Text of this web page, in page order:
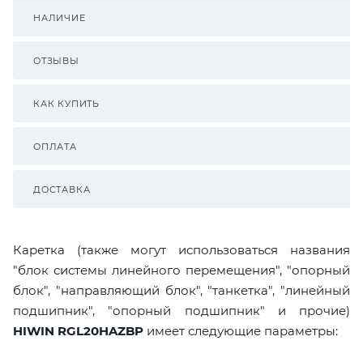
НАЛИЧИЕ
ОТЗЫВЫ
КАК КУПИТЬ
ОПЛАТА
ДОСТАВКА
Каретка (также могут использоваться названия
"блок системы линейного перемещения", "опорный
блок", "направляющий блок", "танкетка", "линейный
подшипник", "опорный подшипник" и прочие)
HIWIN RGL20HAZBP имеет следующие параметры: